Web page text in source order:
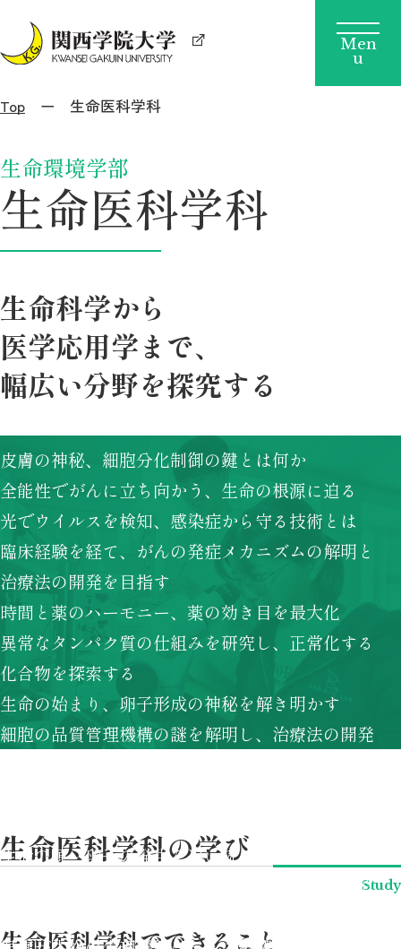
Top 生命医科学科
生命環境学部
生命医科学科
生命科学から
医学応用学まで、
幅広い分野を探究する
皮膚の神秘、細胞分化制御の鍵とは何か
全能性でがんに立ち向かう、生命の根源に迫る
光でウイルスを検知、感染症から守る技術とは
臨床経験を経て、がんの発症メカニズムの解明と
治療法の開発を目指す
時間と薬のハーモニー、薬の効き目を最大化
異常なタンパク質の仕組みを研究し、正常化する
化合物を探索する
生命の始まり、卵子形成の神秘を解き明かす
細胞の品質管理機構の謎を解明し、治療法の開発
生命の源、卵子の発生を追い続ける
体内の組織や細胞を構成する生体分子の連携に迫
生命医科学科の学び
Study
生命医科学科でできること